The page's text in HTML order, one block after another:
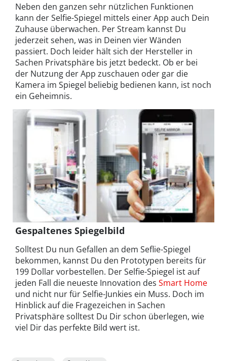
Neben den ganzen sehr nützlichen Funktionen
kann der Selfie-Spiegel mittels einer App auch Dein
Zuhause überwachen. Per Stream kannst Du
jederzeit sehen, was in Deinen vier Wänden
passiert. Doch leider hält sich der Hersteller in
Sachen Privatsphäre bis jetzt bedeckt. Ob er bei
der Nutzung der App zuschauen oder gar die
Kamera im Spiegel beliebig bedienen kann, ist noch
ein Geheimnis.
Gespaltenes Spiegelbild
Solltest Du nun Gefallen an dem Seflie-Spiegel
bekommen, kannst Du den Prototypen bereits für
199 Dollar vorbestellen. Der Selfie-Spiegel ist auf
jeden Fall die neueste Innovation des Smart Home
und nicht nur für Selfie-Junkies ein Muss. Doch im
Hinblick auf die Fragezeichen in Sachen
Privatsphäre solltest Du Dir schon überlegen, wie
viel Dir das perfekte Bild wert ist.